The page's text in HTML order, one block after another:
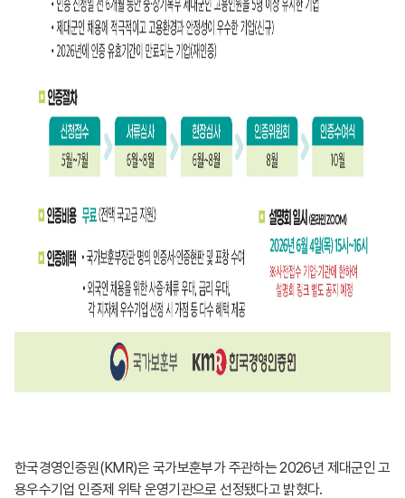
한국경영인증원(KMR)은 국가보훈부가 주관하는 2026년 제대군인 고
용우수기업 인증제 위탁 운영기관으로 선정됐다고 밝혔다.